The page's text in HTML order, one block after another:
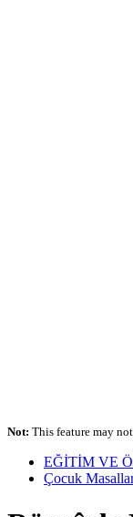
Not: This feature may
EĞİTİM VE
Çocuk